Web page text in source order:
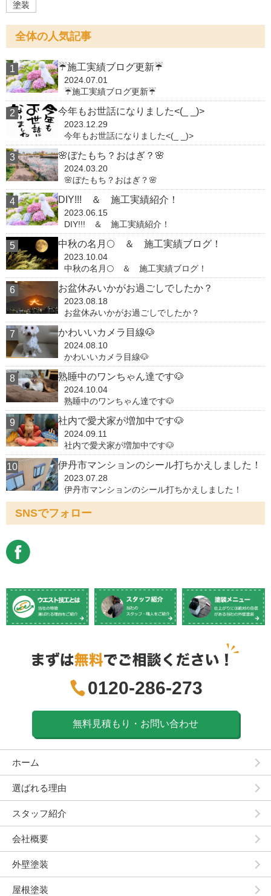
塗装
全体の人気記事
☔施工実績ブログ更新☔
2024.07.01
☔施工実績ブログ更新☔
今年もお世話になりました<(_ _)>
2023.12.29
今年もお世話になりました<(_ _)>
🌸ぼたもち？おはぎ？🌸
2024.03.20
🌸ぼたもち？おはぎ？🌸
DIY!!! ＆ 施工実績紹介！
2023.06.15
DIY!!! ＆ 施工実績紹介！
中秋の名月🌕 ＆ 施工実績ブログ！
2023.10.04
中秋の名月🌕 ＆ 施工実績ブログ！
お盆休みいかがお過ごしでしたか？
2023.08.18
お盆休みいかがお過ごしでしたか？
かわいいカメラ目線🐶
2024.08.10
かわいいカメラ目線🐶
熟睡中のワンちゃん達です🐶
2024.10.04
熟睡中のワンちゃん達です🐶
社内で愛犬家が増加中です🐶
2024.09.11
社内で愛犬家が増加中です🐶
伊丹市マンションのシール打ちかえしました！
2023.07.28
伊丹市マンションのシール打ちかえしました！
SNSでフォロー
0120-286-273
無料見積もり・お問い合わせ
ホーム
選ばれる理由
スタッフ紹介
会社概要
外壁塗装
屋根塗装